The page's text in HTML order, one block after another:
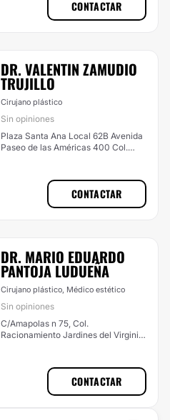
CONTACTAR
DR. VALENTIN ZAMUDIO
TRUJILLO
Cirujano plástico
Sin opiniones
Plaza Santa Ana Local 62B Avenida
Paseo de las Américas 400 Col.
CONTACTAR
DR. MARIO EDUARDO
PANTOJA LUDUEÑA
Cirujano plástico, Médico estético
Sin opiniones
C/Amapolas n 75, Col.
Racionamiento Jardines del Virginia
CONTACTAR